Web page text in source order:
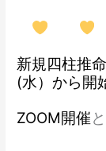
新規四柱推
(水）から開
ZOOM開催